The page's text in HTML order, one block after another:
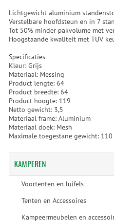
Lichtgewicht aluminium
Verstelbare hoofdsteun en in 7
Tot 50% minder pakvolume met
Hoogstaande kwaliteit met TÜV
Specificaties
Kleur: Grijs
Materiaal: Messing
Product lengte: 64
Product breedte: 64
Product hoogte: 119
Netto gewicht: 3,5
Materiaal frame: Aluminium
Materiaal doek: Mesh
Maximale toegestane gewicht: 110
KAMPEREN
Voortenten en luifels
Tenten en Accessoires
Kampeermeubelen en